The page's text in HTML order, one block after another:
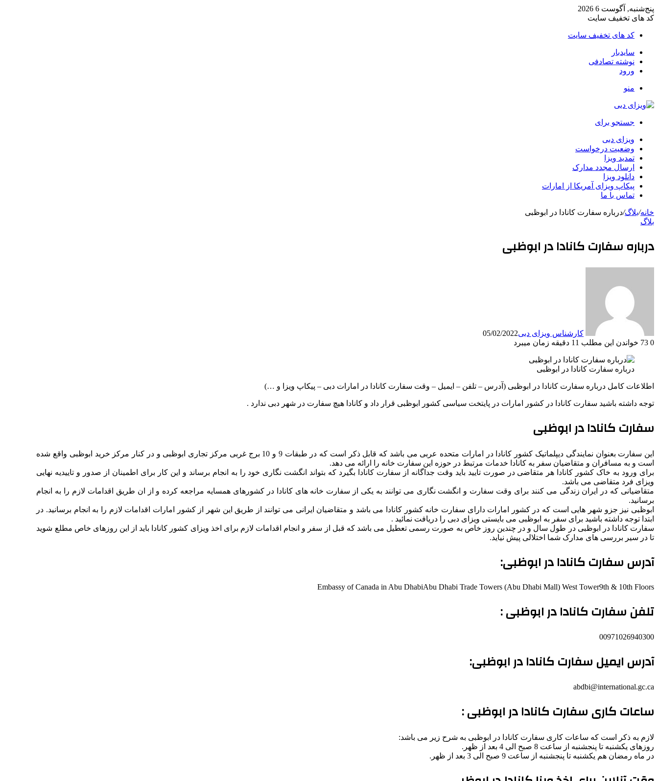
پنج‌شنبه, آگوست 6 2026
کد های تخفیف سایت
کد های تخفیف سایت
سایدبار
نوشته تصادفی
ورود
منو
جستجو برای
ویزای دبی
وضعیت درخواست
تمدید ویزا
ارسال مجدد مدارک
دانلود ویزا
پیکاپ ویزای آمریکا از امارات
تماس با ما
خانه/بلاگ/درباره سفارت کانادا در ابوظبی
بلاگ
درباره سفارت کانادا در ابوظبی
کارشناس ویزای دبی05/02/2022
0
خواندن این مطلب 11 دقیقه زمان میبرد
درباره سفارت کانادا در ابوظبی
اطلاعات کامل درباره سفارت کانادا در ابوظبی (آدرس – تلفن – ایمیل – وقت سفارت کانادا در امارات دبی – پیکاپ ویزا و …)
توجه داشته باشید سفارت کانادا در کشور امارات در پایتخت سیاسی کشور ابوظبی قرار داد و کانادا هیچ سفارت در شهر دبی ندارد .
سفارت کانادا در ابوظبی
این سفارت بعنوان نمایندگی دیپلماتیک کشور کانادا در امارات متحده عربی می باشد که قابل ذکر است که در طبقات 9 و 10 برج غربی مرکز تجاری ابوظبی و در کنار مرکز خرید ابوظبی واقع شده
است و به مسافران و متقاضیان سفر به کانادا خدمات مرتبط در حوزه این سفارت خانه را ارائه می دهد.
برای ورود به خاک کشور کانادا هر متقاضی در صورت تایید باید وقت جداگانه از سفارت کانادا بگیرد که بتواند انگشت نگاری خود را به انجام برساند و این کار برای اطمینان از صدور و تاییدیه نهایی
ویزای فرد متقاضی می باشد.
متقاضیانی که در ایران زندگی می کنند برای وقت سفارت و انگشت نگاری می توانند به یکی از سفارت خانه های کانادا در کشورهای همسایه مراجعه کرده و از ان طریق اقدامات لازم را به انجام
برسانید.
ابوظبی نیز جزو شهر هایی است که در کشور امارات دارای سفارت خانه کشور کانادا می باشد و متقاضیان ایرانی می توانند از طریق این شهر از کشور امارات اقدامات لازم را به انجام برسانید. در
ابتدا توجه داشته باشید برای سفر به ابوظبی می بایستی ویزای دبی را دریافت نمائید .
سفارت کانادا در ابوظبی در طول سال و در چندین روز خاص به صورت رسمی تعطیل می باشد که قبل از سفر و انجام اقدامات لازم برای اخذ ویزای کشور کانادا باید از این روزهای خاص مطلع شوید
تا در سیر بررسی های مدارک شما اختلالی پیش نیاید.
آدرس سفارت کانادا در ابوظبی:
Embassy of Canada in Abu DhabiAbu Dhabi Trade Towers (Abu Dhabi Mall) West Tower9th & 10th Floors
تلفن سفارت کانادا در ابوظبی :
00971026940300
آدرس ایمیل سفارت کانادا در ابوظبی:
abdbi@international.gc.ca
ساعات کاری سفارت کانادا در ابوظبی :
لازم به ذکر است که ساعات کاری سفارت کانادا در ابوظبی به شرح زیر می باشد:
روزهای یکشنبه تا پنجشنبه از ساعت 8 صبح الی 4 بعد از ظهر.
در ماه رمضان هم یکشنبه تا پنجشنبه از ساعت 9 صبح الی 3 بعد از ظهر.